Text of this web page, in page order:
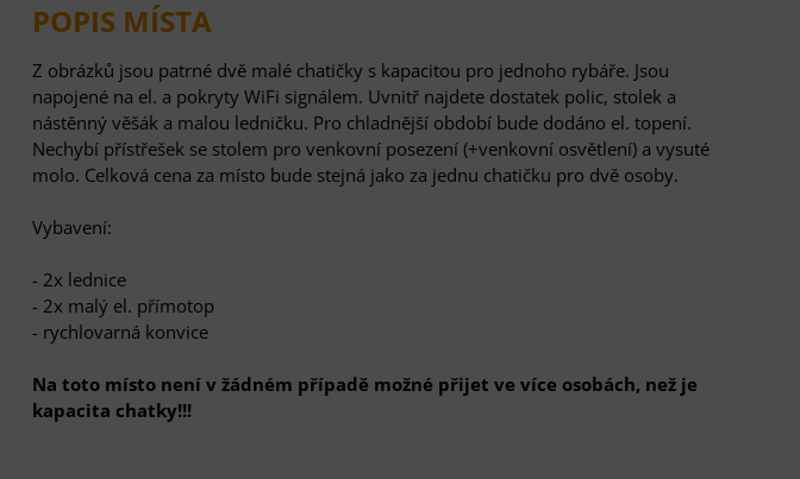
POPIS MÍSTA
Z obrázků jsou patrné dvě malé chatičky s kapacitou pro jednoho rybáře. Jsou
napojené na el. a pokryty WiFi signálem. Uvnitř najdete dostatek polic, stolek a
nástěnný věšák a malou ledničku. Pro chladnější období bude dodáno el. topení.
Nechybí přístřešek se stolem pro venkovní posezení (+venkovní osvětlení) a vysuté
molo. Celková cena za místo bude stejná jako za jednu chatičku pro dvě osoby.
Vybavení:
- 2x lednice
- 2x malý el. přímotop
- rychlovarná konvice
Na toto místo není v žádném případě možné přijet ve více osobách, než je
kapacita chatky!!!